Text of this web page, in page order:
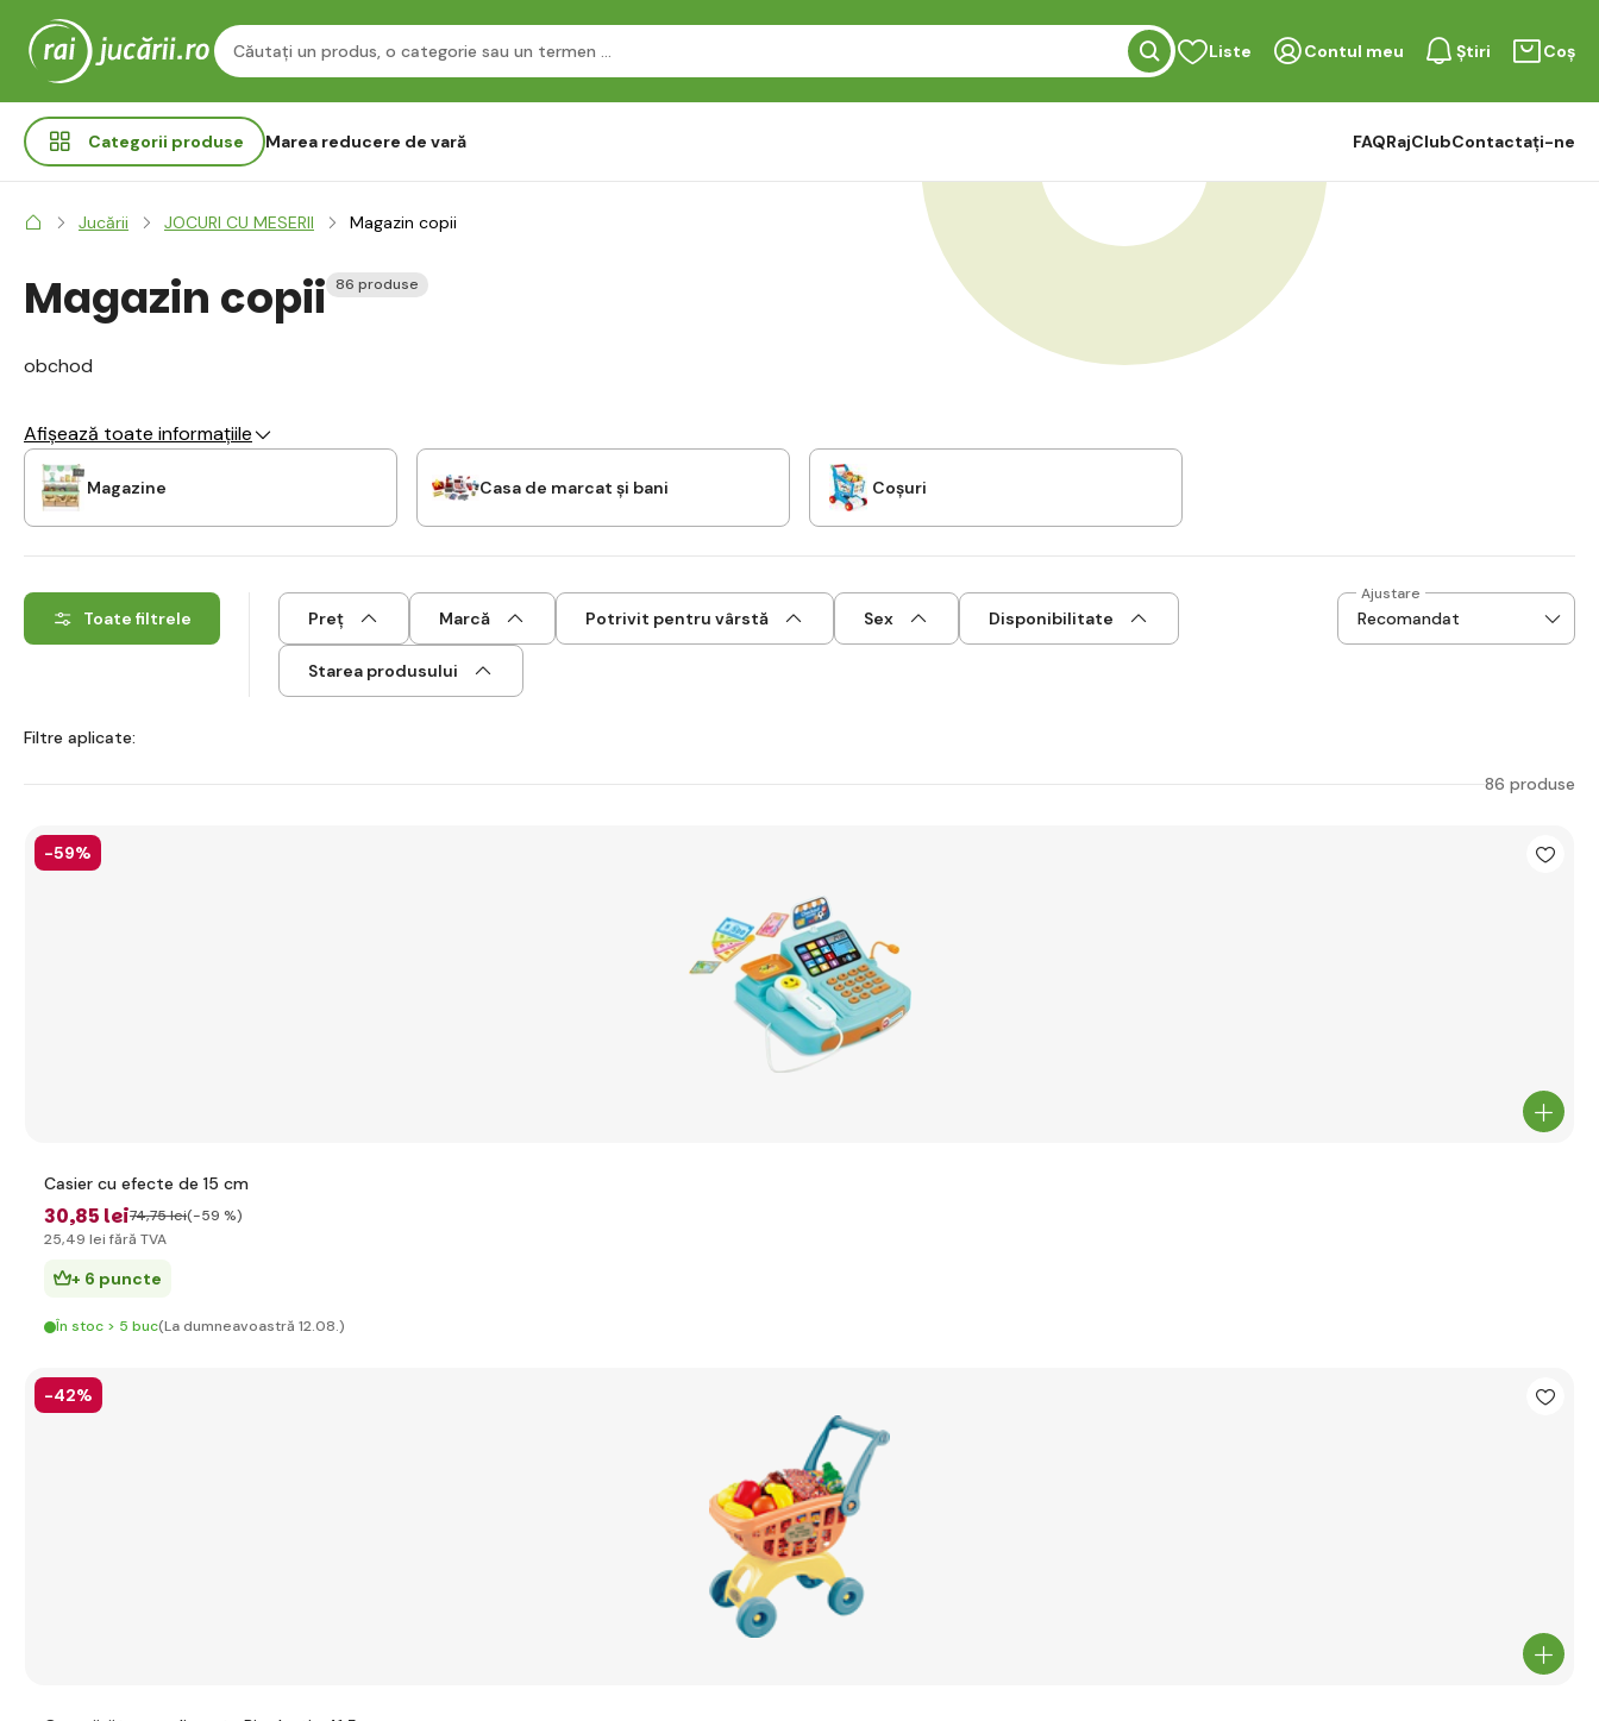
Liste Contul meu Știri Coș
Categorii produse Marea reducere de vară FAQRajClubContactați-ne
Jucării JOCURI CU MESERII Magazin copii
Magazin copii 86 produse
obchod
Afișează toate informațiile
Magazine Casa de marcat și bani Coșuri
Toate filtrele Preț Marcă Potrivit pentru vârstă Sex Disponibilitate
Starea produsului
Ajustare
Filtre aplicate:
86 produse
-59%
Casier cu efecte de 15 cm
30,85 lei74,75 lei(-59 %)
25,49 lei fără TVA
+ 6 puncte
În stoc > 5 buc(La dumneavoastră 12.08.)
-42%